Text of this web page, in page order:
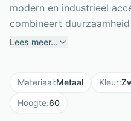
modern en industrieel
combineert
uitstraling, terwijl de
60 cm en diepte van 35
ruimte voor je televisie,
Lees meer...
Materiaal:Metaal Kleur:
Hoogte:60